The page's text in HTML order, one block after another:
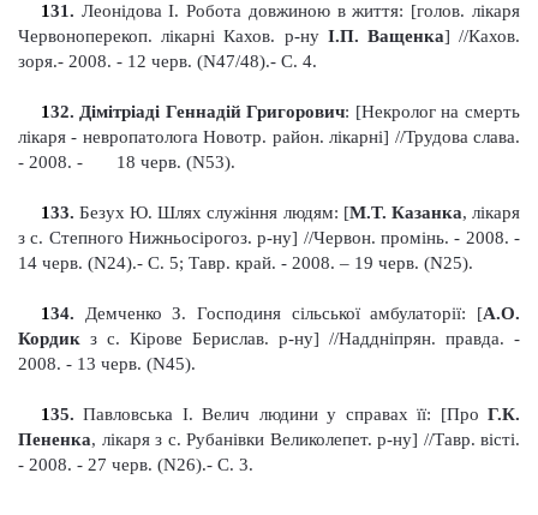
131. Леонідова І. Робота довжиною в життя: [голов. лікаря
Червоноперекоп. лікарні Кахов. р-нуІ.П. Ващенка] //Кахов.
зоря.- 2008. - 12 черв. (N47/48).- С. 4.
132. Дімітріаді Геннадій Григорович: [Некролог на смерть
лікаря - невропатолога Новотр. район. лікарні] //Трудова слава.
- 2008. -
18 черв. (N53).
133.Безух Ю. Шлях служіння людям: [М.Т. Казанка, лікаря
з с. Степного Нижньосірогоз. р-ну] //Червон. промінь. - 2008. -
14 черв. (N24).- С. 5; Тавр. край. - 2008. – 19 черв. (N25).
134. Демченко З. Господиня сільської амбулаторії: [А.О.
Кордик з с. Кірове Берислав. р-ну] //Наддніпрян. правда. -
2008. - 13 черв. (N45).
135.Павловська І. Велич людини у справах її: [Про Г.К.
Пененка, лікаря з с. Рубанівки Великолепет. р-ну] //Тавр. вісті.
- 2008. - 27 черв. (N26).- С. 3.